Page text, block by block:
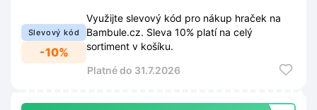
Slevový kód
-10%
Využijte slevový kód pro nákup hraček na
Bambule.cz. Sleva 10% platí na celý
sortiment v košíku.
Platné do 31.7.2026